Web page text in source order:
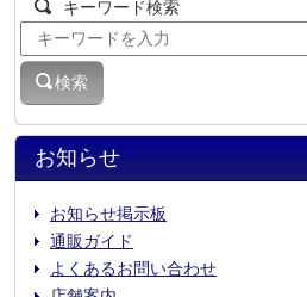
お知らせ
お知らせ掲示板
通販ガイド
よくあるお問い合わせ
キーワード検索
検索